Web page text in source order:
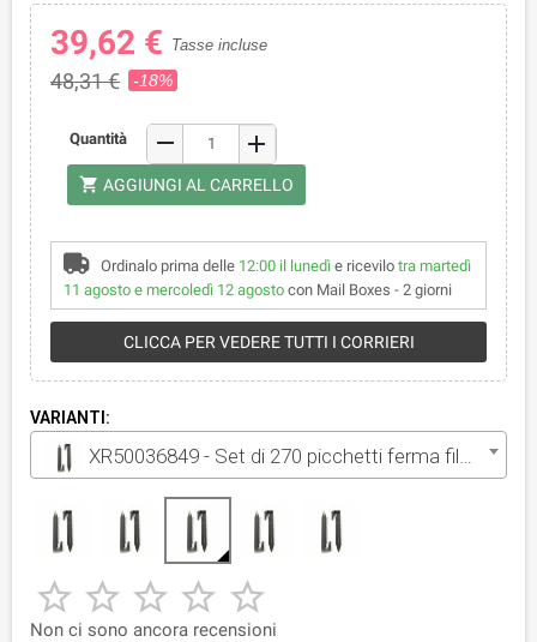
39,62 € Tasse incluse
48,31 € -18%
Quantità remove add
shopping_cart AGGIUNGI AL CARRELLO
Ordinalo prima delle 12:00 il lunedìe ricevilo tra martedì
11 agosto e mercoledì 12 agosto con Mail Boxes - 2 giorni
CLICCA PER VEDERE TUTTI I CORRIERI
VARIANTI:
XR50036849 - Set di 270 picchetti ferma filo perimetrale
    
Non ci sono ancora recensioni